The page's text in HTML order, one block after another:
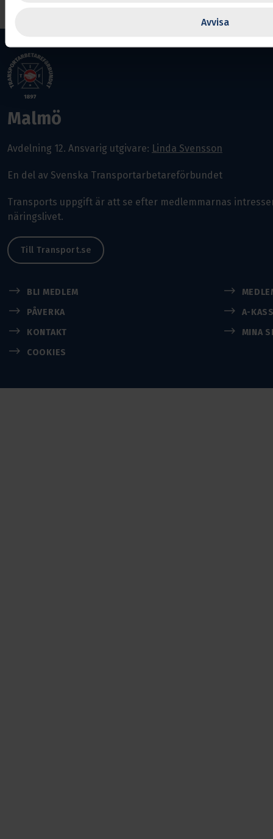
Avvisa
Malmö
Avdelning 12. Ansvarig utgivare: Linda Svensson
En del av Svenska Transportarbetareförbundet
Transports uppgift är att se efter medlemmarnas
näringslivet.
Till Transport.se
BLI MEDLEM
PÅVERKA
A-
KONTAKT
MINA
COOKIES